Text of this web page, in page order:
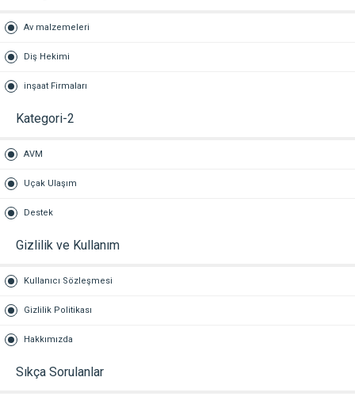
Av malzemeleri
Diş Hekimi
inşaat Firmaları
Kategori-2
AVM
Uçak Ulaşım
Destek
Gizlilik ve Kullanım
Kullanıcı Sözleşmesi
Gizlilik Politikası
Hakkımızda
Sıkça Sorulanlar